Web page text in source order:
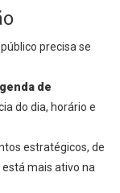
precisa se
de
do dia, horário e
estratégicos, de
mais ativo na